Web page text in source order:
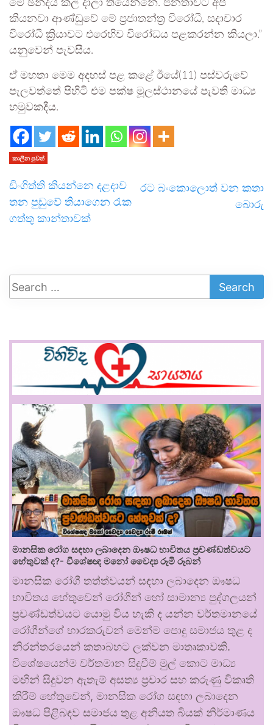
මේ ඡන්දය කල් දාලා තියෙන්නේ. ජනතාවට අපි
කියනවා ආණ්ඩුවේ මේ ප්‍රජාතන්ත්‍ර විරෝධී, සදාචාර
විරෝධී ක්‍රියාවට එරෙහිව විරෝධය පළකරන්න කියලා.”
යනුවෙන් පැවසීය.
ඒ මහතා මෙම අදහස් පළ කළේ ඊයේ(11) පස්වරුවේ
පැලවත්තේ පිහිටි එම පක්ෂ මූලස්ථානයේ පැවති මාධ්‍ය
හමුවකදීය.
කාලීන පුවත්
ඩිංගිත්ති කියන්නෙ දළදාව
තන පුඩුවේ තියාගෙන රැක
ගත්තු කාන්තාවක්
රට බංකොලොත් වන කතා
බොරු
මානසික රෝග සඳහා ලබාදෙන ඖෂධ භාවිතය ප්‍රචණ්ඩත්වයට
හේතුවක් ද?- විශේෂඥ මනෝ වෛද්‍ය රූමි රූබන්
මානසික රෝගී තත්ත්වයන් සඳහා ලබාදෙන ඖෂධ
භාවිතය හේතුවෙන් රෝගීන් හෝ සාමාන්‍ය පුද්ගලයන්
ප්‍රචණ්ඩත්වයට යොමු විය හැකි ද යන්න වර්තමානයේ
රෝගීන්ගේ භාරකරුවන් මෙන්ම පොදු සමාජය තුළ ද
නිරන්තරයෙන් කතාබහට ලක්වන මාතෘකාවකි.
විශේෂයෙන්ම වර්තමාන සිදුවීම් මුල් කොට මාධ්‍ය
මඟින් සිදුවන ඇතැම් අසත්‍ය ප්‍රචාර සහ කරුණු විකෘති
කිරීම් හේතුවෙන්, මානසික රෝග සඳහා ලබාදෙන
ඖෂධ පිළිබඳව සමාජය තුළ අනියත බියක් නිර්මාණය